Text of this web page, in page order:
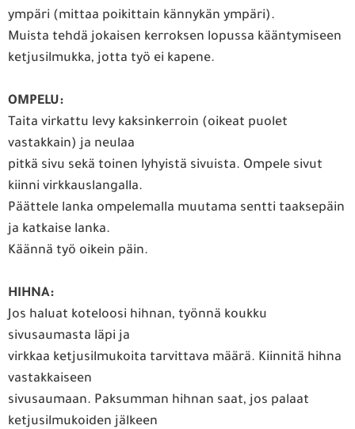
ympäri (mittaa poikittain kännykän ympäri).
Muista tehdä jokaisen kerroksen lopussa kääntymiseen
ketjusilmukka, jotta työ ei kapene.
OMPELU:
Taita virkattu levy kaksinkerroin (oikeat puolet
vastakkain) ja neulaa
pitkä sivu sekä toinen lyhyistä sivuista. Ompele sivut
kiinni virkkauslangalla.
Päättele lanka ompelemalla muutama sentti taaksepäin
ja katkaise lanka.
Käännä työ oikein päin.
HIHNA:
Jos haluat koteloosi hihnan, työnnä koukku
sivusaumasta läpi ja
virkkaa ketjusilmukoita tarvittava määrä. Kiinnitä hihna
vastakkaiseen
sivusaumaan. Paksumman hihnan saat, jos palaat
ketjusilmukoiden jälkeen